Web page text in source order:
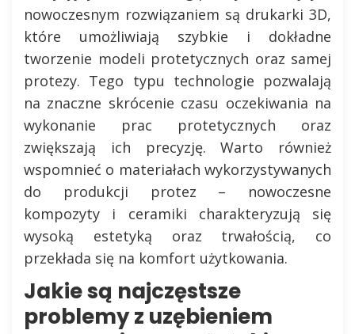
nowoczesnym rozwiązaniem są drukarki 3D,
które umożliwiają szybkie i dokładne
tworzenie modeli protetycznych oraz samej
protezy. Tego typu technologie pozwalają
na znaczne skrócenie czasu oczekiwania na
wykonanie prac protetycznych oraz
zwiększają ich precyzję. Warto również
wspomnieć o materiałach wykorzystywanych
do produkcji protez – nowoczesne
kompozyty i ceramiki charakteryzują się
wysoką estetyką oraz trwałością, co
przekłada się na komfort użytkowania.
Jakie są najczęstsze
problemy z uzębieniem